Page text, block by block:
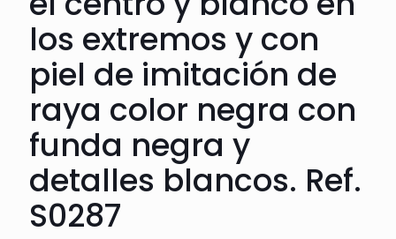
los extremos y con
piel de imitación de
raya color negra con
funda negra y
detalles blancos. Ref.
S0287